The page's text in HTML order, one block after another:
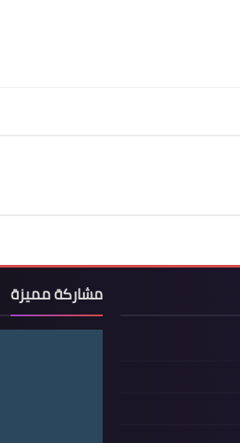
مشاركة مميزة